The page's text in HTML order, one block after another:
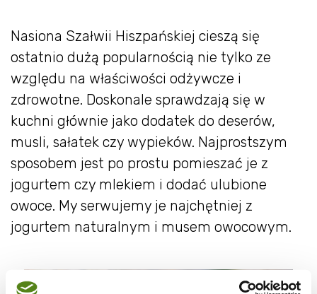
Nasiona Szałwii Hiszpańskiej cieszą się
ostatnio dużą popularnością nie tylko ze
względu na właściwości odżywcze i
zdrowotne. Doskonale sprawdzają się w
kuchni głównie jako dodatek do deserów,
musli, sałatek czy wypieków. Najprostszym
sposobem jest po prostu pomieszać je z
jogurtem czy mlekiem i dodać ulubione
owoce. My serwujemy je najchętniej z
jogurtem naturalnym i musem owocowym.